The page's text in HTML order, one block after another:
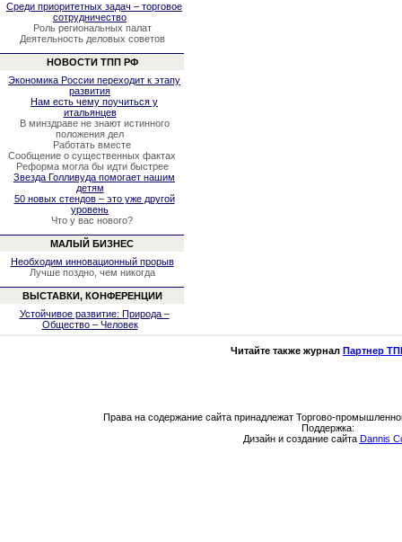
Среди приоритетных задач – торговое
сотрудничество
Роль региональных палат
Деятельность деловых советов
НОВОСТИ ТПП РФ
Экономика России переходит к этапу
развития
Нам есть чему поучиться у
итальянцев
В минздраве не знают истинного
положения дел
Работать вместе
Сообщение о существенных фактах
Реформа могла бы идти быстрее
Звезда Голливуда помогает нашим
детям
50 новых стендов – это уже другой
уровень
Что у вас нового?
МАЛЫЙ БИЗНЕС
Необходим инновационный прорыв
Лучше поздно, чем никогда
ВЫСТАВКИ, КОНФЕРЕНЦИИ
Устойчивое развитие: Природа –
Общество – Человек
Читайте также журнал Партнер
Права на содержание сайта принадлежат Торгово-
Поддержка:
Дизайн и создание сайта Dannis